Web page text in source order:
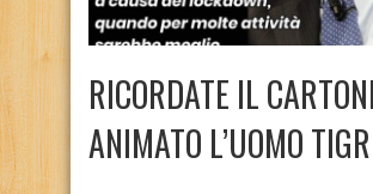
RICORDATE IL
ANIMATO L’UOMO